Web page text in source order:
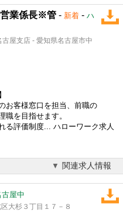
営業係長※管 - 新着 - ハ
屋支店 - 愛知県名古屋市中
お客様窓口を担当、前職の
職を目指せます。
る評価制度... ハローワーク求人
関連求人情報
屋中
大杉３丁目１７－８